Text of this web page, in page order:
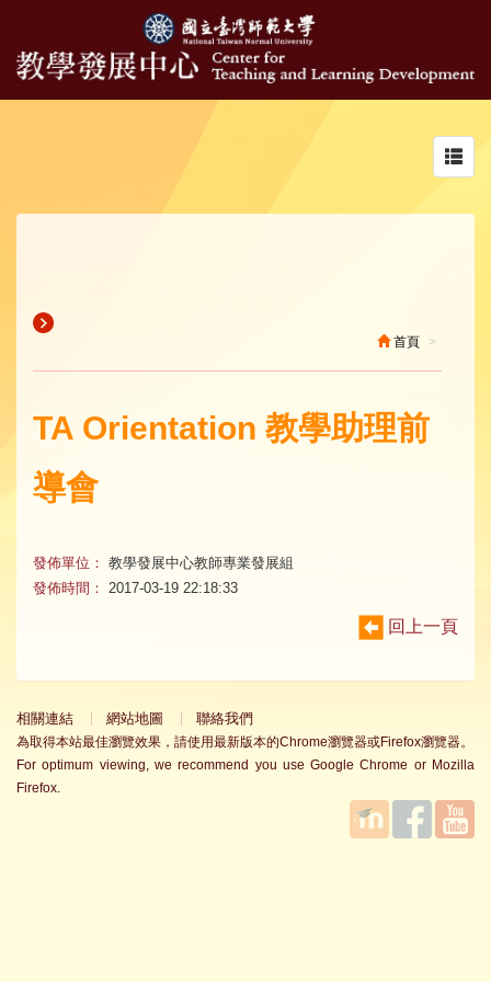
首頁
TA Orientation 教學助理前
導會
發佈單位： 教學發展中心教師專業發展組
發佈時間：
2017-03-19 22:18:33
回上一頁
相關連結 網站地圖 聯絡我們
為取得本站最佳瀏覽效果，請使用最新版本的Chrome瀏覽器或Firefox瀏覽器。
For optimum viewing, we recommend you use Google Chrome or Mozilla
Firefox.